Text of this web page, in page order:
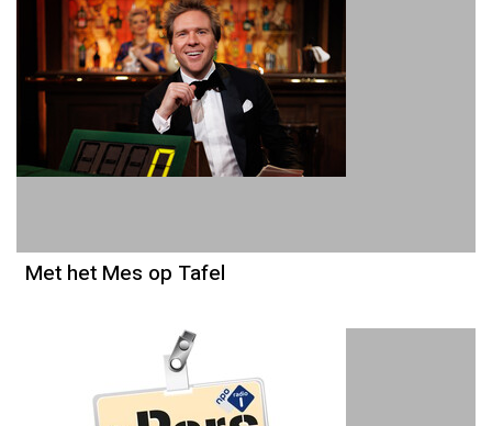
Met het Mes op Tafel